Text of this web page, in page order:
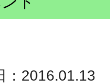
：2016.01.13